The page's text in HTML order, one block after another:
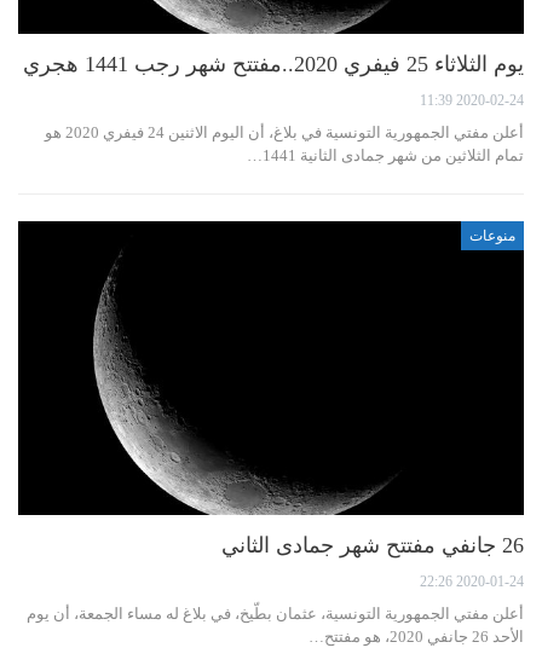
يوم الثلاثاء 25 فيفري 2020..مفتتح شهر رجب 1441 هجري
2020-02-24 11:39
أعلن مفتي الجمهورية التونسية في بلاغ، أن اليوم الاثنين 24 فيفري 2020 هو
تمام الثلاثين من شهر جمادى الثانية 1441…
منوعات
26 جانفي مفتتح شهر جمادى الثاني
2020-01-24 22:26
أعلن مفتي الجمهورية التونسية، عثمان بطّيخ، في بلاغ له مساء الجمعة، أن يوم
الأحد 26 جانفي 2020، هو مفتتح…